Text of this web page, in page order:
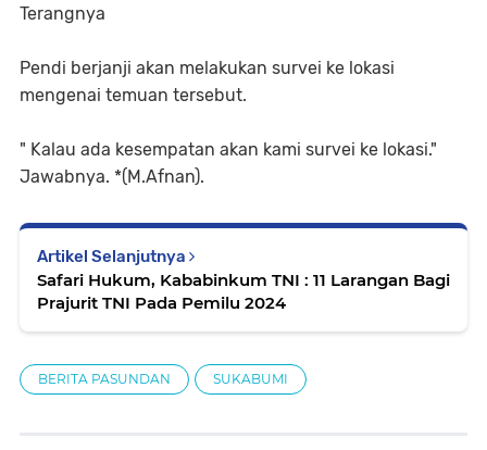
Terangnya
Pendi berjanji akan melakukan survei ke lokasi
mengenai temuan tersebut.
" Kalau ada kesempatan akan kami survei ke lokasi."
Jawabnya. *(M.Afnan).
Artikel Selanjutnya
Safari Hukum, Kababinkum TNI : 11 Larangan Bagi
Prajurit TNI Pada Pemilu 2024
BERITA PASUNDAN SUKABUMI